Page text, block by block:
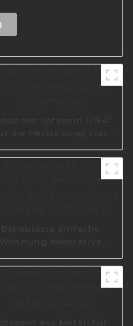
Sofabein I2847
die Herstellung von
Beliebteste einfache
Wohnung dekorative
schwarz Sofa Beine
aus Metall für